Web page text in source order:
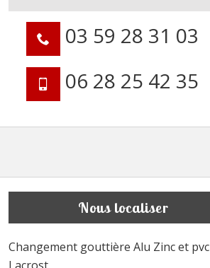
03 59 28 31 03
06 28 25 42 35
Nous localiser
Changement gouttière Alu Zinc et pvc